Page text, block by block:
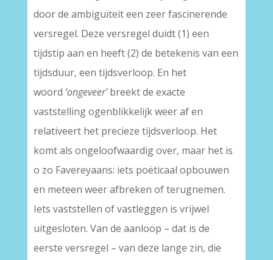
door de ambiguïteit een zeer fascinerende
versregel. Deze versregel duidt (1) een
tijdstip aan en heeft (2) de betekenis van een
tijdsduur, een tijdsverloop. En het
woord ‘ongeveer’breekt de exacte
vaststelling ogenblikkelijk weer af en
relativeert het precieze tijdsverloop. Het
komt als ongeloofwaardig over, maar het is
o zo Favereyaans: iets poëticaal opbouwen
en meteen weer afbreken of terugnemen.
Iets vaststellen of vastleggen is vrijwel
uitgesloten. Van de aanloop – dat is de
eerste versregel – van deze lange zin, die